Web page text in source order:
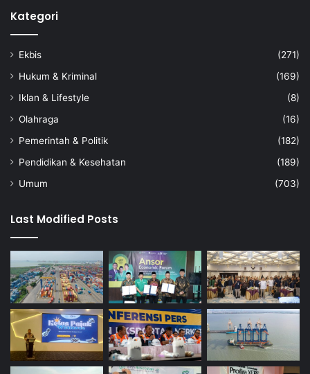
Kategori
Ekbis
(271)
Hukum & Kriminal
(169)
Iklan & Lifestyle
(8)
Olahraga
(16)
Pemerintah & Politik
(182)
Pendidikan & Kesehatan
(189)
Umum
(703)
Last Modified Posts